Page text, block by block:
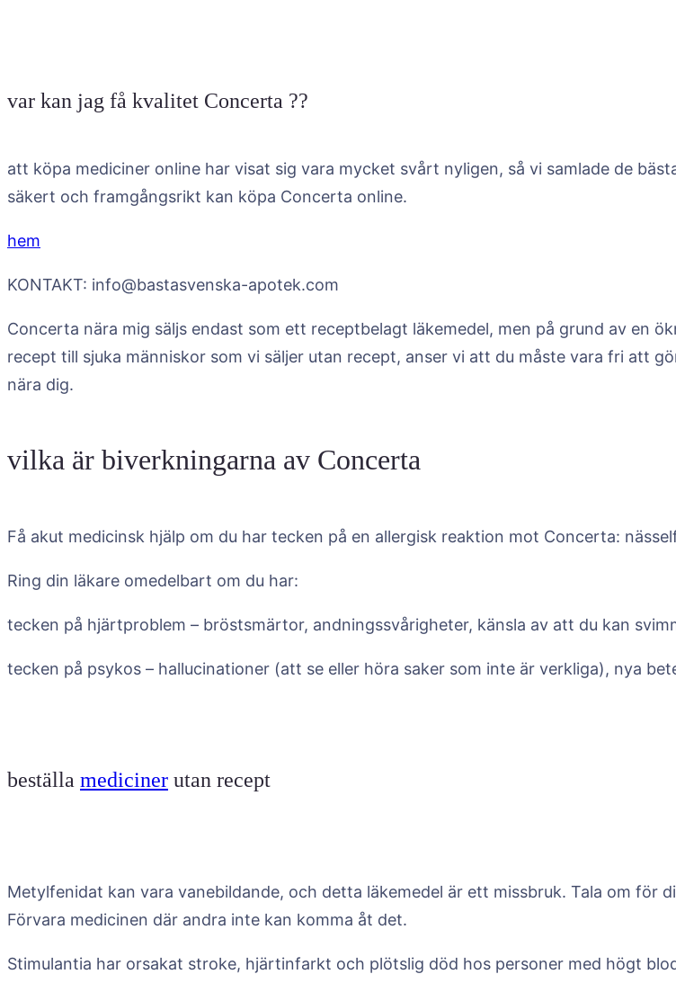
var kan jag få kvalitet Concerta ??
att köpa mediciner online har visat sig vara mycket svårt nyligen, så vi samlade de
säkert och framgångsrikt kan köpa Concerta online.
hem
KONTAKT: info@bastasvenska-apotek.com
Concerta nära mig säljs endast som ett receptbelagt läkemedel, men på grund av en
recept till sjuka människor som vi säljer utan recept, anser vi att du måste vara fri att
nära dig.
vilka är biverkningarna av Concerta
Få akut medicinsk hjälp om du har tecken på en allergisk reaktion mot Concerta:
Ring din läkare omedelbart om du har:
tecken på hjärtproblem – bröstsmärtor, andningssvårigheter, känsla av att du kan
tecken på psykos – hallucinationer (att se eller höra saker som inte är verkliga), nya
beställa mediciner utan recept
Metylfenidat kan vara vanebildande, och detta läkemedel är ett missbruk. Tala om för
Förvara medicinen där andra inte kan komma åt det.
Stimulantia har orsakat stroke, hjärtinfarkt och plötslig död hos personer med högt